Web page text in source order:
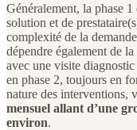
Généralement, la phase
solution et de
complexité de la
dépendre également de
avec une visite
en phase 2, toujours en
nature des interventions,
mensuel allant d’une
environ.